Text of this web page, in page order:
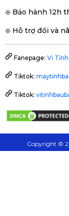
❇️ Bảo hành 12h
❇️ Hỗ trợ đổi và
Fanepage: Vi Tính
Tiktok:
Tiktok:
Copyright ©